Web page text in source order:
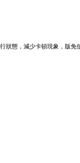
狀態，減少卡頓現象，版免